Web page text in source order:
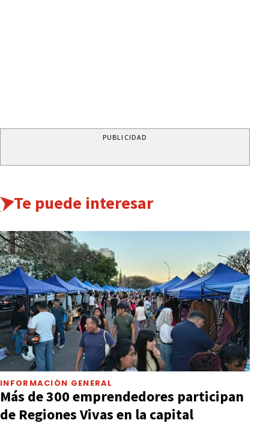
PUBLICIDAD
Te puede interesar
INFORMACIÓN GENERAL
Más de 300 emprendedores participan
de Regiones Vivas en la capital